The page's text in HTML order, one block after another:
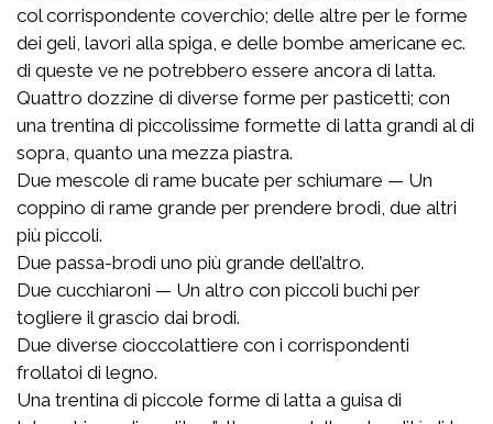
col corrispondente coverchio; delle altre per le forme
dei geli, lavori alla spiga, e delle bombe americane ec.
di queste ve ne potrebbero essere ancora di latta.
Quattro dozzine di diverse forme per pasticetti; con
una trentina di piccolissime formette di latta grandi al di
sopra, quanto una mezza piastra.
Due mescole di rame bucate per schiumare — Un
coppino di rame grande per prendere brodi, due altri
più piccoli.
Due passa-brodi uno più grande dell’altro.
Due cucchiaroni — Un altro con piccoli buchi per
togliere il grascio dai brodi.
Due diverse cioccolattiere con i corrispondenti
frollatoi di legno.
Una trentina di piccole forme di latta a guisa di